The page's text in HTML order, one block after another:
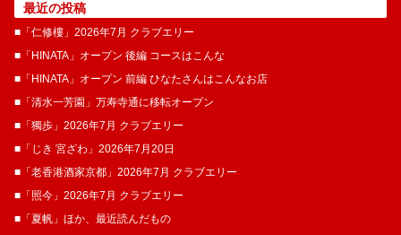
最近の投稿
■「仁修樓」2026年7月 クラブエリー
■「HINATA」オープン 後編 コースはこんな
■「HINATA」オープン 前編 ひなたさんはこんなお店
■「清水一芳園」万寿寺通に移転オープン
■「獨歩」2026年7月 クラブエリー
■「じき 宮ざわ」2026年7月20日
■「老香港酒家京都」2026年7月 クラブエリー
■「照今」2026年7月 クラブエリー
■「夏帆」ほか、最近読んだもの